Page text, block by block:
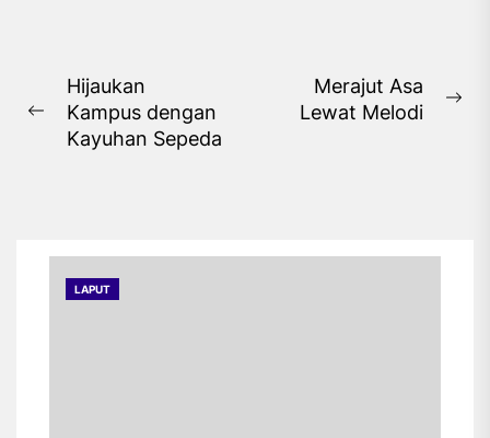
Navigasi
pos
Previous
post:
Hijaukan
Kampus dengan
Kayuhan Sepeda
Merajut Asa
Lewat Melodi
LAPUT